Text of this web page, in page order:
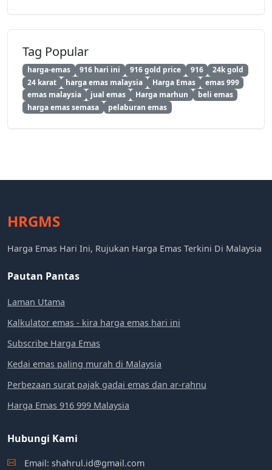
Tag Popular
harga-emas 916 hari ini 916 gold price 916
24k gold
24 karat
harga emas malaysia Harga Emas
emas 999
emas malaysia
jual emas Harga marhun
beli emas
harga emas semasa
pelaburan emas
HRGMS
Harga Emas Hari Ini, Rujukan Harga Emas Terkini Di Malaysia
Pautan Pantas
Laman Utama
Kalkulator emas - kira harga emas hari ini
Subscribe Harga Emas
Kedai emas paling murah di Malaysia
Perbezaan surat pajak gadai emas dan ar-rahnu
Harga Emas 916 999 Malaysia
Hubungi Kami
Email: shahrul.id@gmail.com